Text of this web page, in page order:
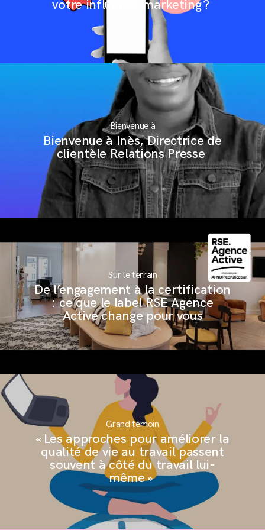
votre influence marketing ?
Bienvenue à
Bienvenue à Inès, Directrice de
clientèle Relations Presse
Sur le terrain
De l’engagement à la certification
: ce que le label RSE Agence
Active change pour vous
Grand témoin
« Les approches pour améliorer la
qualité de vie au travail passent
souvent à côté du travail lui-
même »